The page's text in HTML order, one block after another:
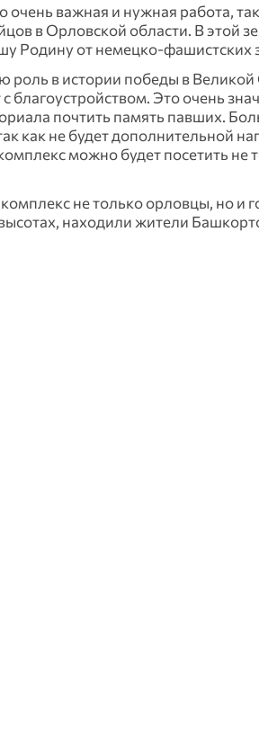
очень важная и нужная работа,
в Орловской области. В этой
Родину от немецко-фашистских
в истории победы в Великой
Это очень
почтить память павших.
как не будет дополнительной
можно будет посетить не
не только орловцы, но и
находили жители